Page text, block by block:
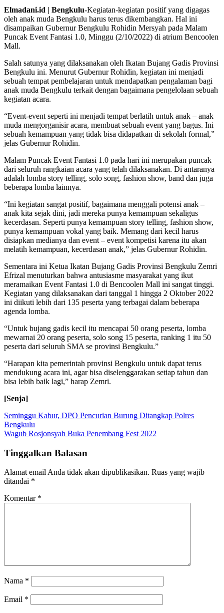
Elmadani.id | Bengkulu-Kegiatan-kegiatan positif yang digagas
oleh anak muda Bengkulu harus terus dikembangkan. Hal ini
disampaikan Gubernur Bengkulu Rohidin Mersyah pada Malam
Puncak Event Fantasi 1.0, Minggu (2/10/2022) di atrium Bencoolen
Mall.
Salah satunya yang dilaksanakan oleh Ikatan Bujang Gadis Provinsi
Bengkulu ini. Menurut Gubernur Rohidin, kegiatan ini menjadi
sebuah tempat pembelajaran untuk mendapatkan pengalaman bagi
anak muda Bengkulu terkait dengan bagaimana pengelolaan sebuah
kegiatan acara.
“Event-event seperti ini menjadi tempat berlatih untuk anak – anak
muda mengorganisir acara, membuat sebuah event yang bagus. Ini
sebuah kemampuan yang tidak bisa didapatkan di sekolah formal,”
jelas Gubernur Rohidin.
Malam Puncak Event Fantasi 1.0 pada hari ini merupakan puncak
dari seluruh rangkaian acara yang telah dilaksanakan. Di antaranya
adalah lomba story telling, solo song, fashion show, band dan juga
beberapa lomba lainnya.
“Ini kegiatan sangat positif, bagaimana menggali potensi anak –
anak kita sejak dini, jadi mereka punya kemampuan sekaligus
kecerdasan. Seperti punya kemampuan story telling, fashion show,
punya kemampuan vokal yang baik. Memang dari kecil harus
disiapkan medianya dan event – event kompetisi karena itu akan
melatih kemampuan, kecerdasan anak,” jelas Gubernur Rohidin.
Sementara ini Ketua Ikatan Bujang Gadis Provinsi Bengkulu Zemri
Efrizal menuturkan bahwa antusiasme masyarakat yang ikut
meramaikan Event Fantasi 1.0 di Bencoolen Mall ini sangat tinggi.
Kegiatan yang dilaksanakan dari tanggal 1 hingga 2 Oktober 2022
ini diikuti lebih dari 135 peserta yang terbagai dalam beberapa
agenda lomba.
“Untuk bujang gadis kecil itu mencapai 50 orang peserta, lomba
mewarnai 20 orang peserta, solo song 15 peserta, ranking 1 itu 50
peserta dari seluruh SMA se provinsi Bengkulu.”
“Harapan kita pemerintah provinsi Bengkulu untuk dapat terus
mendukung acara ini, agar bisa diselenggarakan setiap tahun dan
bisa lebih baik lagi,” harap Zemri.
[Senja]
Navigasi
pos
Seminggu Kabur, DPO Pencurian Burung Ditangkap Polres
Bengkulu
Wagub Rosjonsyah Buka Penembang Fest 2022
Tinggalkan Balasan
Alamat email Anda tidak akan dipublikasikan. Ruas yang wajib
ditandai *
Komentar *
Nama *
Email *